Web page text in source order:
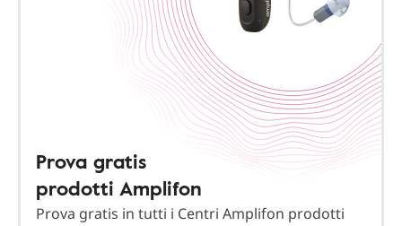
Prova gratis
prodotti Amplifon
Prova gratis in tutti i Centri Amplifon prodotti